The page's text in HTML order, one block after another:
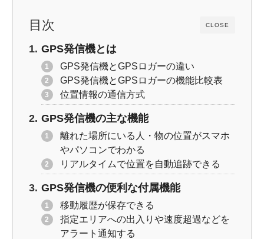
CLOSE
目次
GPS発信機とは
GPS発信機とGPSロガーの違い
GPS発信機とGPSロガーの機能比較表
位置情報の通信方式
GPS発信機の主な機能
離れた場所にいる人・物の位置がスマホ
やパソコンでわかる
リアルタイムで位置を自動追跡できる
GPS発信機の便利な付属機能
移動履歴が保存できる
指定エリアへの出入りや速度超過などを
アラート通知する